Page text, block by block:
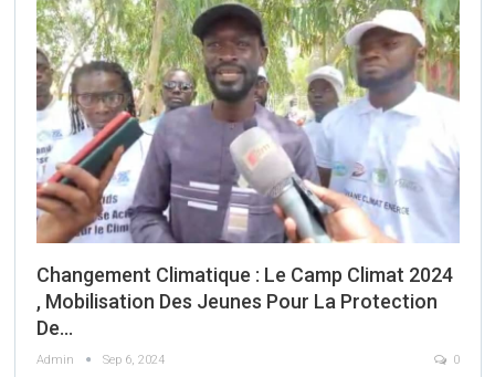
Changement Climatique : Le Camp Climat 2024
, Mobilisation Des Jeunes Pour La Protection
De…
Admin Sep 6, 2024 0